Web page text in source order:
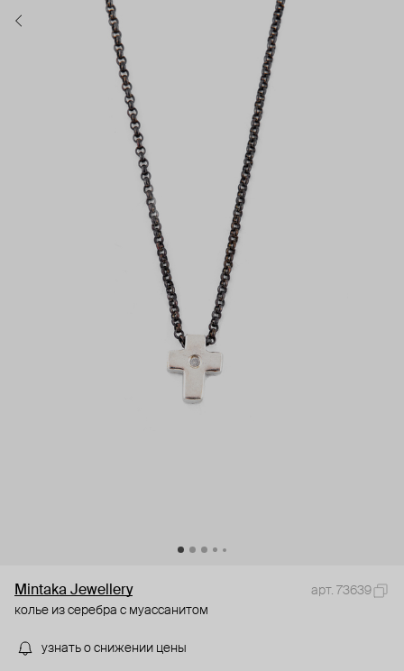
Mintaka Jewellery
арт. 73639
колье из серебра с муассанитом
узнать о снижении цены